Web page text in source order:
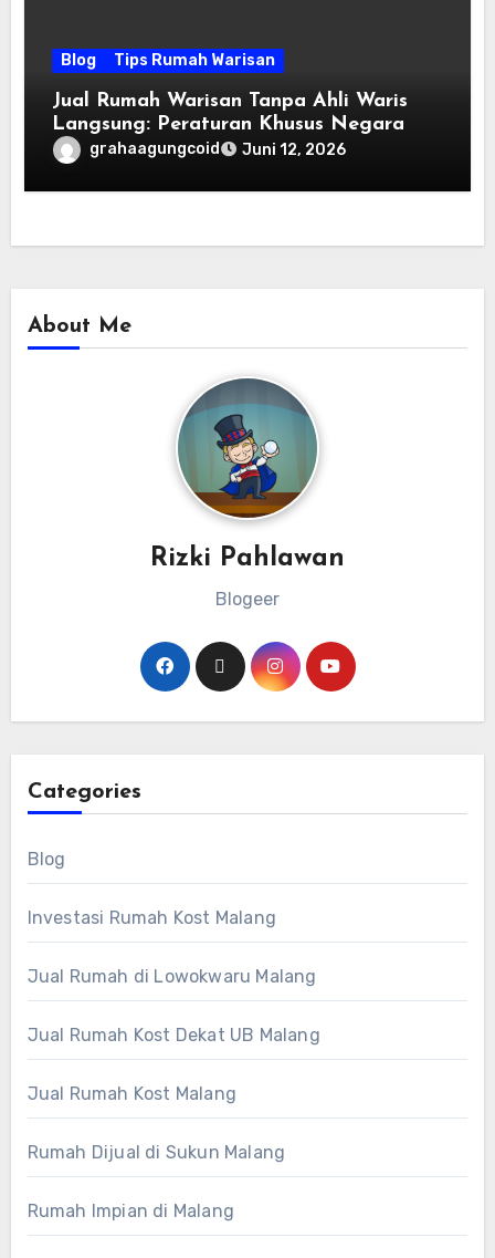
Blog Tips Rumah Warisan
Jual Rumah Warisan Tanpa Ahli Waris
Langsung: Peraturan Khusus Negara
grahaagungcoid Juni 12, 2026
About Me
Rizki Pahlawan
Blogeer
Categories
Blog
Investasi Rumah Kost Malang
Jual Rumah di Lowokwaru Malang
Jual Rumah Kost Dekat UB Malang
Jual Rumah Kost Malang
Rumah Dijual di Sukun Malang
Rumah Impian di Malang